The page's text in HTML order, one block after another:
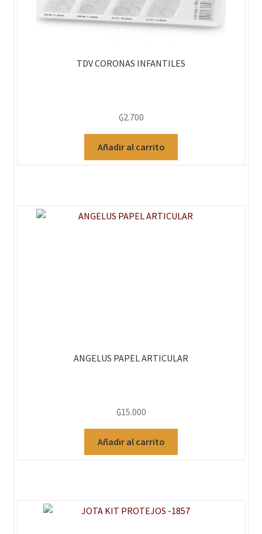
TDV CORONAS INFANTILES
₲2.700
Añadir al carrito
ANGELUS PAPEL ARTICULAR
₲15.000
Añadir al carrito